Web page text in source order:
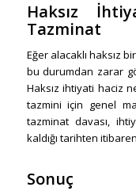
Haksız
Tazminat
Eğer alacaklı haksız
bu durumdan zarar
Haksız ihtiyati haciz
tazmini için genel
tazminat davası,
kaldığı tarihten
Sonuç